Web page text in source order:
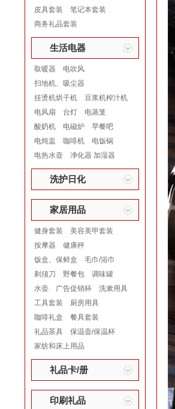
皮具套装
笔记本套装
商务礼品套装
生活电器
取暖器
电吹风
扫地机、吸尘器
挂烫机烘干机
豆浆机榨汁机
电风扇
台灯
电蒸笼
酸奶机
电磁炉
早餐吧
电炖盅
咖啡机
电饭锅
电热水壶
净化器 加湿器
洗护日化
家居用品
健身套装
美容美甲套装
按摩器
健康秤
饭盒、保鲜盒
毛巾/浴巾
剃须刀
野餐包
调味罐
水壶
广告促销杯
洗漱用具
工具套装
厨房用具
咖啡礼盒
餐具套装
礼品茶具
保温壶/保温杯
家纺和床上用品
礼品卡/册
印刷礼品